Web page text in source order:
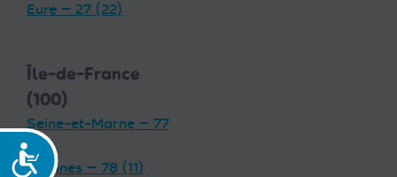
Accessibilité
Eure — 27 (22)
Île-de-France
(100)
Seine-et-Marne — 77
(19)
Yvelines — 78 (11)